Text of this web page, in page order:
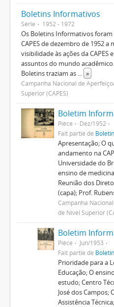
Boletins Informativos
Série 1952 - 1972
Os Boletins Informativos
CAPES de dezembro de 1952
visibilidade às ações da
assuntos do mundo
Boletins traziam as ... »
Campanha Nacional de
Superior (CAPES)
Boletim
Pièce
Dez/1952
Fait partie de
Apresentação; O
andamento na
Universidade do
ensino de
Reunião dos
(capa); Prof.
Campanha
de Nível Superior
Boletim
Pièce
Jun/1953
Fait partie de
Prioridade para a
Educação; O
estudo; Centro
José dos Campos;
Assistência